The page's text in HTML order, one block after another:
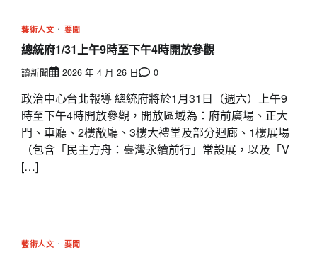
藝術人文 要聞
總統府1/31上午9時至下午4時開放參觀
讀新聞 2026 年 4 月 26 日 0
政治中心∕台北報導 總統府將於1月31日（週六）上午9
時至下午4時開放參觀，開放區域為：府前廣場、正大
門、車廳、2樓敞廳、3樓大禮堂及部分迴廊、1樓展場
（包含「民主方舟：臺灣永續前行」常設展，以及「V
[…]
藝術人文 要聞